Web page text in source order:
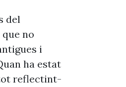
del
no
i
ha estat
tot reflectint-